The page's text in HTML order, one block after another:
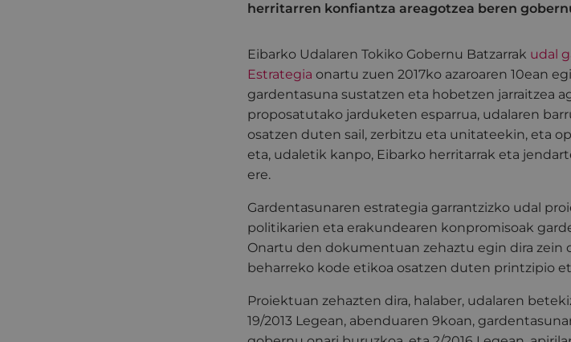
herritarren konfiantza areagotzea beren
Eibarko Udalaren Tokiko Gobernu Batzarrak udal
Estrategia onartu zuen 2017ko azaroaren 10ean
gardentasuna sustatzen eta hobetzen jarraitzea
proposatutako jarduketen esparrua, udalaren
osatzen duten sail, zerbitzu eta unitateekin, eta
eta, udaletik kanpo, Eibarko herritarrak eta
ere.
Gardentasunaren estrategia garrantzizko udal
politikarien eta erakundearen konpromisoak
Onartu den dokumentuan zehaztu egin dira zein
beharreko kode etikoa osatzen duten printzipio
Proiektuan zehazten dira, halaber, udalaren
19/2013 Legean, abenduaren 9koan,